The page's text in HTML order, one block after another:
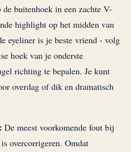
buitenhoek in een zachte V-
highlight op het midden van
eyeliner is je beste vriend - volg
hoek van je onderste
richting te bepalen. Je kunt
overdag of dik en dramatisch
De meest voorkomende fout bij
overcorrigeren. Omdat